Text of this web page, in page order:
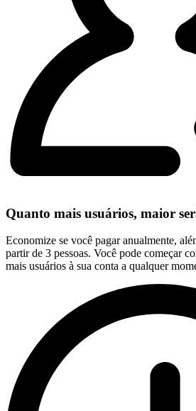
Quanto mais usuários, maior
Economize se você pagar anualmente,
partir de 3 pessoas. Você pode começar
mais usuários à sua conta a qualquer